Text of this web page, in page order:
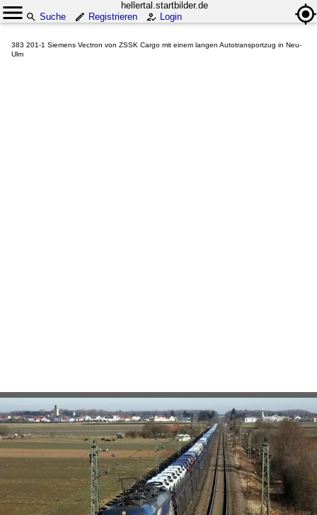
hellertal.startbilder.de
Suche
Registrieren Login
383 201-1 Siemens Vectron von ZSSK Cargo mit einem langen Autotransportzug in Neu-
Ulm